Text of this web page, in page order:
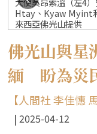
Htay、Kyaw Myint
來西亞佛光山提供
佛光山與星
緬 盼為災
【人間社 李佳憓
2025-04-12